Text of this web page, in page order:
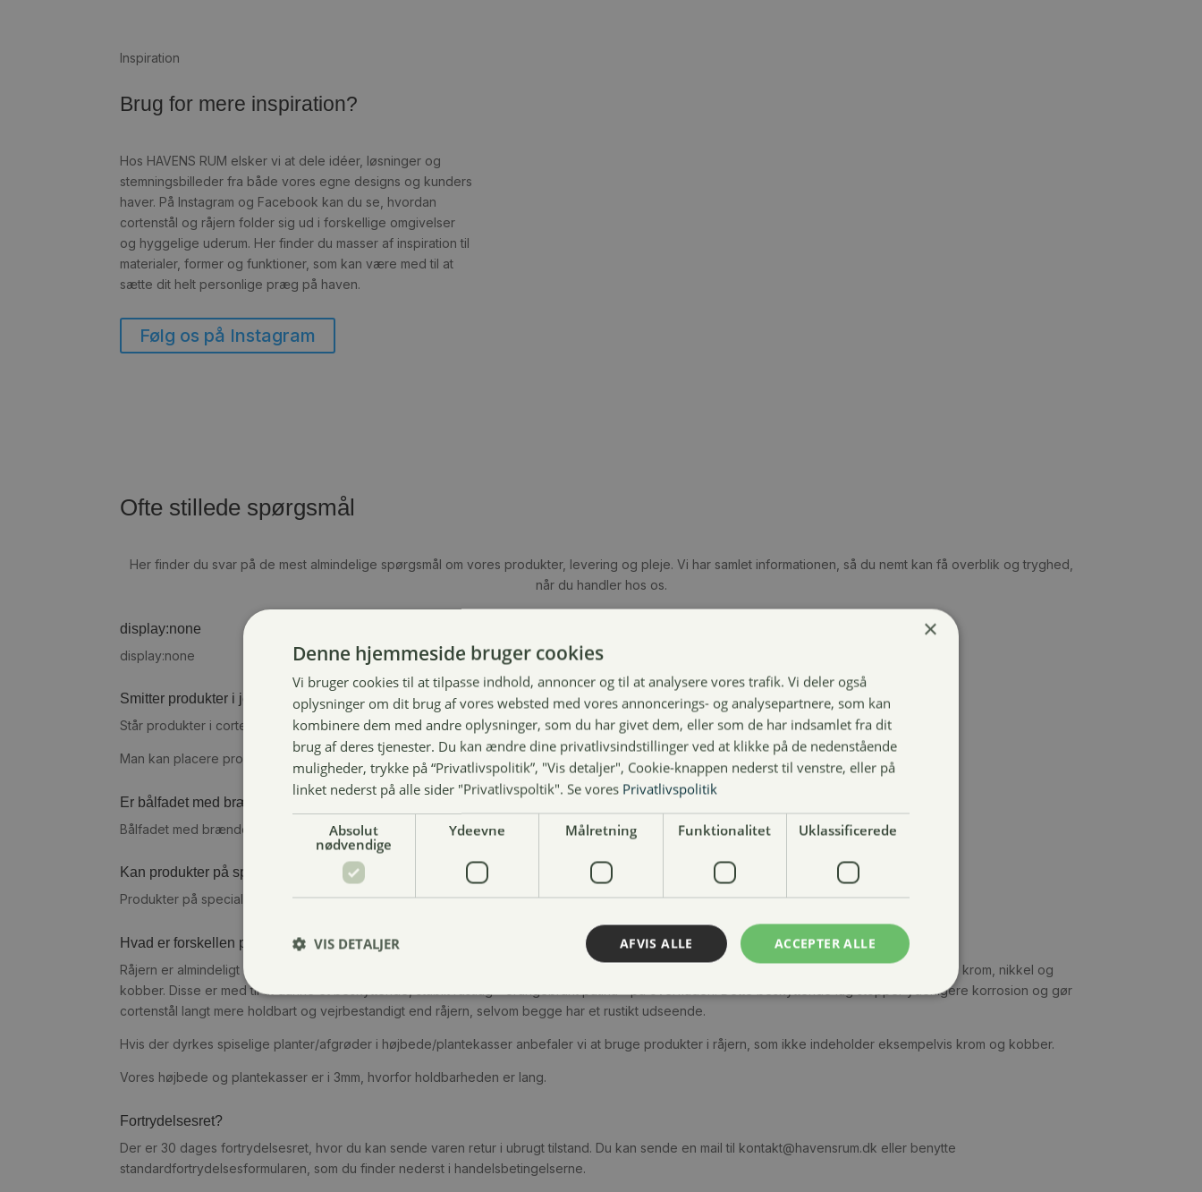
Inspiration
Brug for mere inspiration?
Hos HAVENS RUM elsker vi at dele idéer, løsninger og
stemningsbilleder fra både vores egne designs og kunders
haver. På Instagram og Facebook kan du se, hvordan
cortenstål og råjern folder sig ud i forskellige omgivelser
og hyggelige uderum. Her finder du masser af inspiration til
materialer, former og funktioner, som kan være med til at
sætte dit helt personlige præg på haven.
Følg os på Instagram
Ofte stillede spørgsmål
Her finder du svar på de mest almindelige spørgsmål om vores produkter, levering og pleje. Vi har samlet informationen, så du nemt kan få overblik og tryghed,
når du handler hos os.
display:none
display:none
Smitter produkter i jern af?
Står produkter i cortenstål eller råjern på fliser over lidt længere tid vil der være afsmitning.
Man kan placere produkterne ovenpå mindre klodser, hvorved afsmitning mindskes. Men vær opmærksom på afsmitning.
Er bålfadet med brændesokkel dansk produceret?
Bålfadet med brændesokkel er dansk produceret. Det fremgår under de enkelte produkter, hvorvidt produktet er dansk produceret.
Kan produkter på specialmål returneres?
Produkter på specialmål og i special design kan ikke returneres. Men ved eventuel reklamation, udbedrer vi naturligvis fejlen.
Hvad er forskellen på cortenstål og råjern?
Råjern er almindeligt og ubehandlet stål, der ruster og derfor nedbrydes hurtigere end cortenstål, som har en speciel legering af metaller som krom, nikkel og
kobber. Disse er med til at danne et beskyttende, stabilt rustlag - orangebrunt patina - på overfladen. Dette beskyttende lag stopper yderligere korrosion og gør
cortenstål langt mere holdbart og vejrbestandigt end råjern, selvom begge har et rustikt udseende.
Hvis der dyrkes spiselige planter/afgrøder i højbede/plantekasser anbefaler vi at bruge produkter i råjern, som ikke indeholder eksempelvis krom og kobber.
Vores højbede og plantekasser er i 3mm, hvorfor holdbarheden er lang.
Fortrydelsesret?
Der er 30 dages fortrydelsesret, hvor du kan sende varen retur i ubrugt tilstand. Du kan sende en mail til kontakt@havensrum.dk eller benytte
standardfortrydelsesformularen, som du finder nederst i handelsbetingelserne.
×
Denne hjemmeside bruger cookies
Vi bruger cookies til at tilpasse indhold, annoncer og til at analysere vores trafik. Vi deler også
oplysninger om dit brug af vores websted med vores annoncerings- og analysepartnere, som kan
kombinere dem med andre oplysninger, som du har givet dem, eller som de har indsamlet fra dit
brug af deres tjenester. Du kan ændre dine privatlivsindstillinger ved at klikke på de nedenstående
muligheder, trykke på “Privatlivspolitik”, "Vis detaljer", Cookie-knappen nederst til venstre, eller på
linket nederst på alle sider "Privatlivspoltik". Se vores Privatlivspolitik
Absolut
nødvendige
Ydeevne Målretning Funktionalitet Uklassificerede
ACCEPTER ALLE
AFVIS ALLE
VIS DETALJER